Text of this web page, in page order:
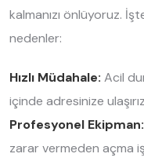
kalmanızı önlüyoruz.
nedenler:
Hızlı Müdahale: Acil
içinde adresinize
Profesyonel Ekipman:
zarar vermeden açma